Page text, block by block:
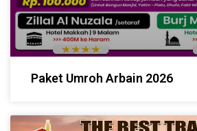
Paket Umroh Arbain 2026